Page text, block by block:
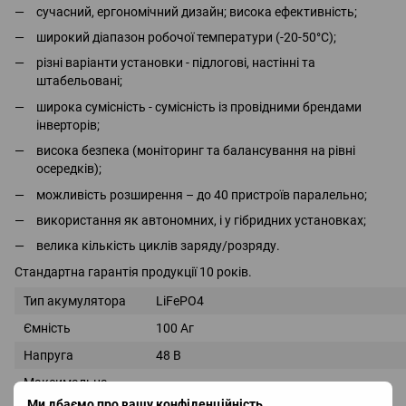
сучасний, ергономічний дизайн; висока ефективність;
широкий діапазон робочої температури (-20-50°С);
різні варіанти установки - підлогові, настінні та
штабельовані;
широка сумісність - сумісність із провідними брендами
інверторів;
висока безпека (моніторинг та балансування на рівні
осередків);
можливість розширення – до 40 пристроїв паралельно;
використання як автономних, і у гібридних установках;
велика кількість циклів заряду/розряду.
Стандартна гарантія продукції 10 років.
Тип акумулятора
LiFePO4
Ємність
100 Аг
Напруга
48 В
Максимальна
напруга заряду